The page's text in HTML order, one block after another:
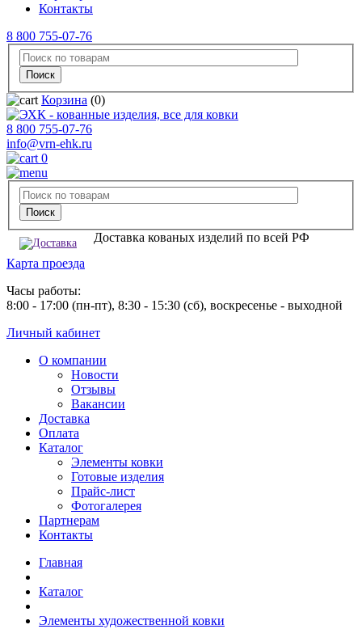
Контакты
8 800 755-07-76
Корзина (0)
8 800 755-07-76
info@vrn-ehk.ru
0
Доставка кованых изделий по всей РФ
Карта проезда
Часы работы:
8:00 - 17:00 (пн-пт), 8:30 - 15:30 (сб), воскресенье - выходной
Личный кабинет
О компании
Новости
Отзывы
Вакансии
Доставка
Оплата
Каталог
Элементы ковки
Готовые изделия
Прайс-лист
Фотогалерея
Партнерам
Контакты
Главная
Каталог
Элементы художественной ковки